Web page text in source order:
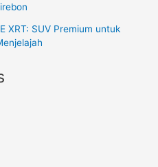
XRT: SUV Premium untuk